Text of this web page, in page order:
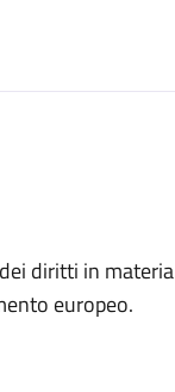
diritti in materia
europeo.